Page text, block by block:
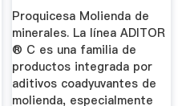
Proquicesa Molienda de
minerales. La línea ADITOR
® C es una familia de
productos integrada por
aditivos coadyuvantes de
molienda, especialmente